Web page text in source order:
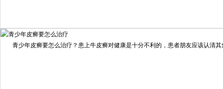
我要咨询我要预约
擅长：住院部主任 【个人简介】 肖建华，成都银康银屑病...
青少年皮癣要怎么治疗？患上牛皮癣对健康是十分不利的，患者朋友应该认清其